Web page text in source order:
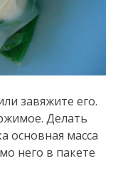
завяжите его.
Делать
основная масса
него в пакете